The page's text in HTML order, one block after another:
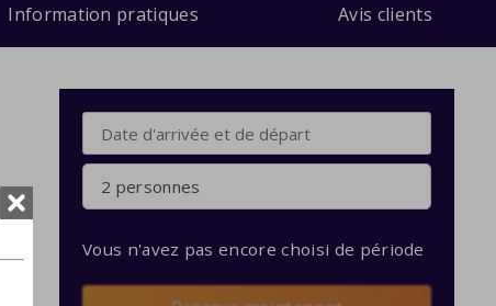
Information pratiques Avis clients
2 personnes
Vous n'avez pas encore choisi de période